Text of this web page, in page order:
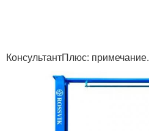
КонсультантПлюс: примечание.